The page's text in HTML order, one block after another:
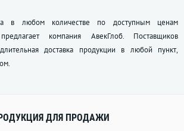
в любом количестве по доступным ценам
компания АвекГлоб. Поставщиков
доставка продукции в любой пункт,
ДЛЯ ПРОДАЖИ